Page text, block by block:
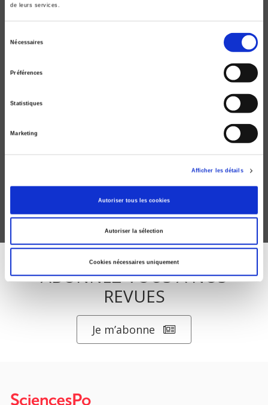
de leurs services.
Nécessaires
Préférences
Statistiques
Marketing
Afficher les détails
Autoriser tous les cookies
Autoriser la sélection
Cookies nécessaires uniquement
Le vote des Français de Mitterrand à Sarkozy
1988-1995-2002-2007
ABONNEZ-VOUS À NOS
REVUES
Je m’abonne